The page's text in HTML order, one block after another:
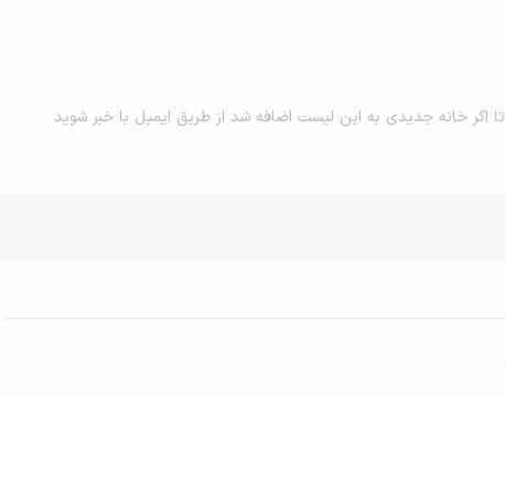
تا اگر خانه جدیدی به این لیست اضافه شد از طریق ایمیل با خبر شوید